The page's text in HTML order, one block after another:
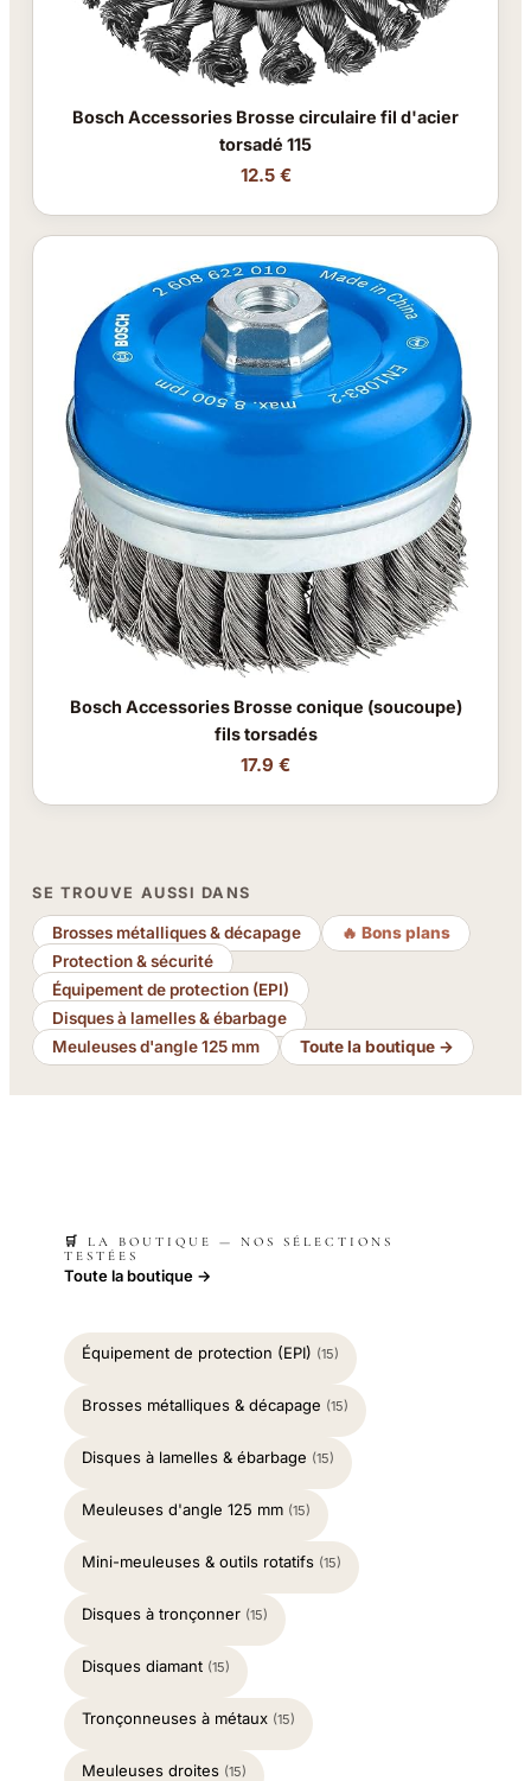
Bosch Accessories Brosse circulaire fil d'acier
torsadé 115
12.5 €
Bosch Accessories Brosse conique (soucoupe)
fils torsadés
17.9 €
SE TROUVE AUSSI DANS
Brosses métalliques & décapage
🔥 Bons plans
Protection & sécurité
Équipement de protection (EPI)
Disques à lamelles & ébarbage
Meuleuses d'angle 125 mm
Toute la boutique →
🛒 LA BOUTIQUE — NOS SÉLECTIONS
TESTÉES
Toute la boutique →
Équipement de protection (EPI) (15)
Brosses métalliques & décapage (15)
Disques à lamelles & ébarbage (15)
Meuleuses d'angle 125 mm (15)
Mini-meuleuses & outils rotatifs (15)
Disques à tronçonner (15)
Disques diamant (15)
Tronçonneuses à métaux (15)
Meuleuses droites (15)